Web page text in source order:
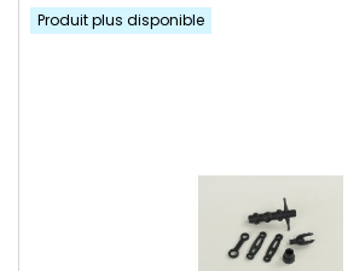
Produit plus disponible